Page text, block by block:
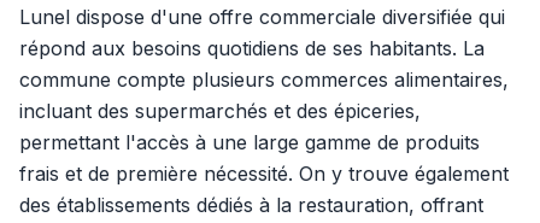
Lunel dispose d'une offre commerciale diversifiée qui
répond aux besoins quotidiens de ses habitants. La
commune compte plusieurs commerces alimentaires,
incluant des supermarchés et des épiceries,
permettant l'accès à une large gamme de produits
frais et de première nécessité. On y trouve également
des établissements dédiés à la restauration, offrant